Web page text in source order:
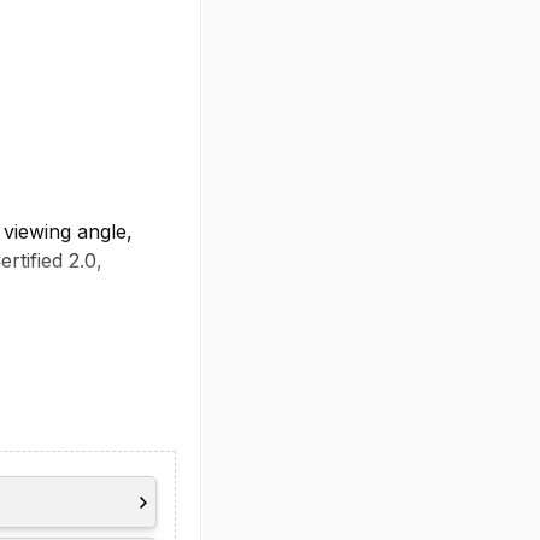
angle,
2.0,